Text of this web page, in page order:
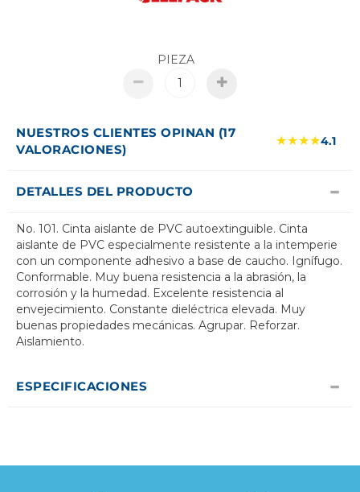
PIEZA
NUESTROS CLIENTES OPINAN (17
VALORACIONES)
★★★★4.1
DETALLES DEL PRODUCTO
No. 101. Cinta aislante de PVC autoextinguible. Cinta
aislante de PVC especialmente resistente a la intemperie
con un componente adhesivo a base de caucho. Ignífugo.
Conformable. Muy buena resistencia a la abrasión, la
corrosión y la humedad. Excelente resistencia al
envejecimiento. Constante dieléctrica elevada. Muy
buenas propiedades mecánicas. Agrupar. Reforzar.
Aislamiento.
ESPECIFICACIONES